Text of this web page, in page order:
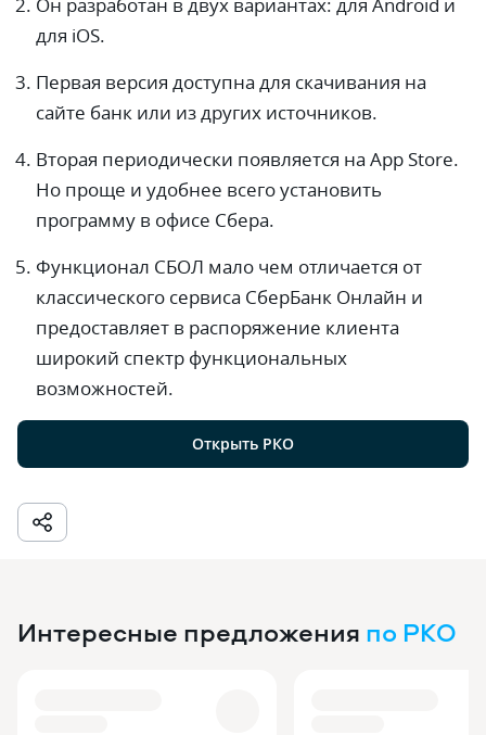
для iOS.
Первая версия доступна для скачивания на
сайте банк или из других источников.
Вторая периодически появляется на App Store.
Но проще и удобнее всего установить
программу в офисе Сбера.
Функционал СБОЛ мало чем отличается от
классического сервиса СберБанк Онлайн и
предоставляет в распоряжение клиента
широкий спектр функциональных
возможностей.
Открыть РКО
Интересные предложения по РКО